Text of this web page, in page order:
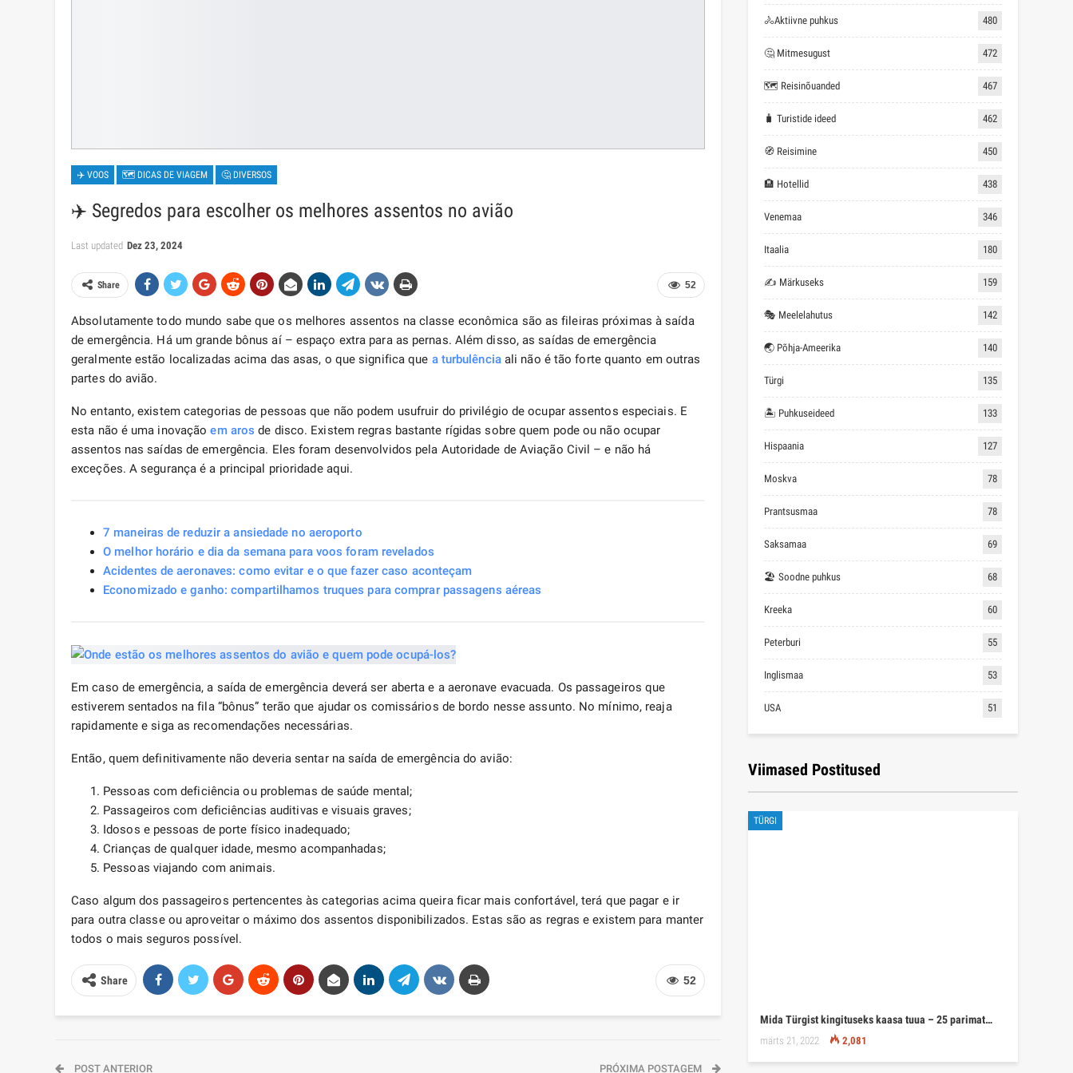
✈️ VOOS 🗺 DICAS DE VIAGEM 🤔 DIVERSOS
✈️ Segredos para escolher os melhores assentos no avião
Last updated Dez 23, 2024
52
Share
Absolutamente todo mundo sabe que os melhores assentos na classe econômica são as fileiras próximas à saída
de emergência. Há um grande bônus aí – espaço extra para as pernas. Além disso, as saídas de emergência
geralmente estão localizadas acima das asas, o que significa que a turbulênciaali não é tão forte quanto em outras
partes do avião.
No entanto, existem categorias de pessoas que não podem usufruir do privilégio de ocupar assentos especiais. E
esta não é uma inovaçãoem aros de disco. Existem regras bastante rígidas sobre quem pode ou não ocupar
assentos nas saídas de emergência. Eles foram desenvolvidos pela Autoridade de Aviação Civil – e não há
exceções. A segurança é a principal prioridade aqui.
7 maneiras de reduzir a ansiedade no aeroporto
O melhor horário e dia da semana para voos foram revelados
Acidentes de aeronaves: como evitar e o que fazer caso aconteçam
Economizado e ganho: compartilhamos truques para comprar passagens aéreas
Em caso de emergência, a saída de emergência deverá ser aberta e a aeronave evacuada. Os passageiros que
estiverem sentados na fila “bônus” terão que ajudar os comissários de bordo nesse assunto. No mínimo, reaja
rapidamente e siga as recomendações necessárias.
Então, quem definitivamente não deveria sentar na saída de emergência do avião:
Pessoas com deficiência ou problemas de saúde mental;
Passageiros com deficiências auditivas e visuais graves;
Idosos e pessoas de porte físico inadequado;
Crianças de qualquer idade, mesmo acompanhadas;
Pessoas viajando com animais.
Caso algum dos passageiros pertencentes às categorias acima queira ficar mais confortável, terá que pagar e ir
para outra classe ou aproveitar o máximo dos assentos disponibilizados. Estas são as regras e existem para manter
todos o mais seguros possível.
52
Share
POST ANTERIOR PRÓXIMA POSTAGEM
🚴Aktiivne puhkus 480
🤔 Mitmesugust 472
🗺 Reisinõuanded 467
🧳 Turistide ideed 462
🧭 Reisimine 450
🏨 Hotellid 438
Venemaa 346
Itaalia 180
✍ Märkuseks 159
🎭 Meelelahutus 142
🌏 Põhja-Ameerika 140
Türgi 135
🏝 Puhkuseideed 133
Hispaania 127
Moskva 78
Prantsusmaa 78
Saksamaa 69
🏖 Soodne puhkus 68
Kreeka 60
Peterburi 55
Inglismaa 53
USA 51
Viimased Postitused
TÜRGI
Mida Türgist kingituseks kaasa tuua – 25 parimat…
märts 21, 2022 2,081